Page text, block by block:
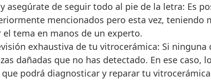
y asegúrate de seguir todo al pie de la letra: Es
mencionados pero esta vez, teniendo
tema en manos de un experto.
exhaustiva de tu vitrocerámica: Si
dañadas que no has detectado. En ese caso,
podrá diagnosticar y reparar tu